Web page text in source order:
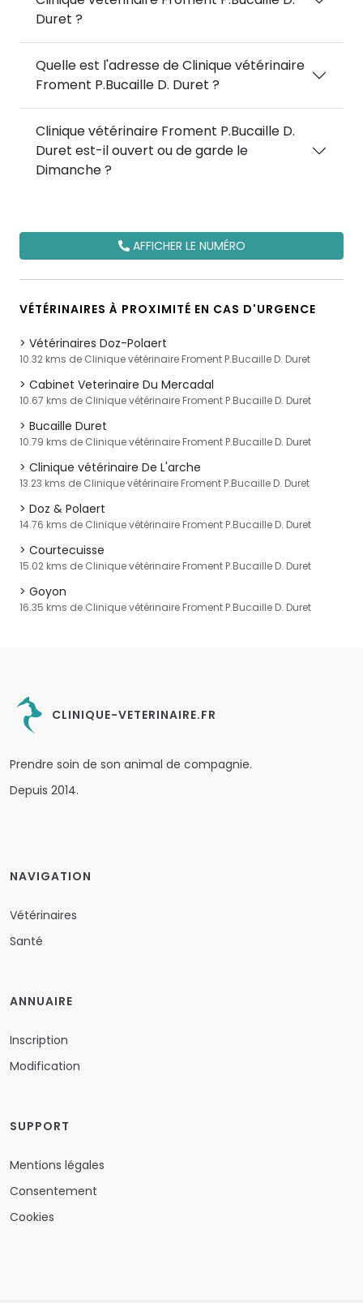
Duret ?
Quelle est l'adresse de Clinique vétérinaire
Froment P.Bucaille D. Duret ?
Clinique vétérinaire Froment P.Bucaille D.
Duret est-il ouvert ou de garde le
Dimanche ?
AFFICHER LE NUMÉRO
VÉTÉRINAIRES À PROXIMITÉ EN CAS D'URGENCE
Vétérinaires Doz-Polaert
10.32 kms de Clinique vétérinaire Froment P.Bucaille D. Duret
Cabinet Veterinaire Du Mercadal
10.67 kms de Clinique vétérinaire Froment P.Bucaille D. Duret
Bucaille Duret
10.79 kms de Clinique vétérinaire Froment P.Bucaille D. Duret
Clinique vétérinaire De L'arche
13.23 kms de Clinique vétérinaire Froment P.Bucaille D. Duret
Doz & Polaert
14.76 kms de Clinique vétérinaire Froment P.Bucaille D. Duret
Courtecuisse
15.02 kms de Clinique vétérinaire Froment P.Bucaille D. Duret
Goyon
16.35 kms de Clinique vétérinaire Froment P.Bucaille D. Duret
CLINIQUE-VETERINAIRE.FR
Prendre soin de son animal de compagnie.
Depuis 2014.
NAVIGATION
Vétérinaires
Santé
ANNUAIRE
Inscription
Modification
SUPPORT
Mentions légales
Consentement
Cookies